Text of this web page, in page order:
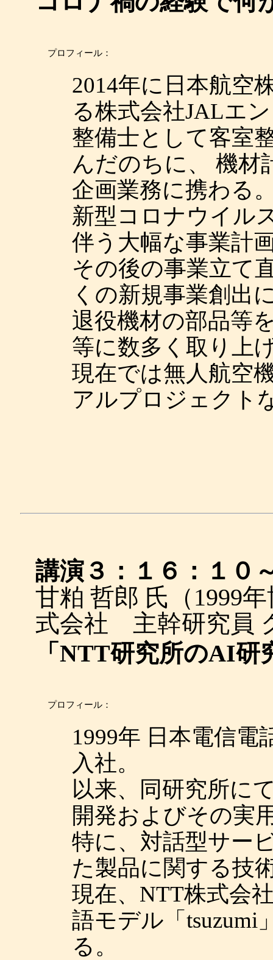
プロフィール：
2014年に日本航空
る株式会社JALエ
整備士として客室
んだのちに、 機材
企画業務に携わる
新型コロナウイル
伴う大幅な事業計
その後の事業立て
くの新規事業創出
退役機材の部品等
等に数多く取り上
現在では無人航空
アルプロジェクト
講演３：１６：１０
甘粕 哲郎 氏（1999
式会社 主幹研究員
「NTT研究所のAI
プロフィール：
1999年 日本電信電
入社。
以来、同研究所に
開発およびその実
特に、対話型サー
た製品に関する技
現在、NTT株式会
語モデル「tsuzumi
る。